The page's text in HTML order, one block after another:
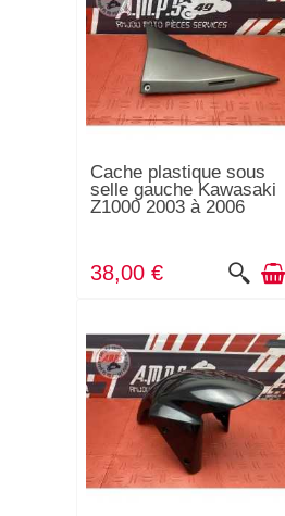
Cache plastique sous
selle gauche Kawasaki
Z1000 2003 à 2006
38,00 €